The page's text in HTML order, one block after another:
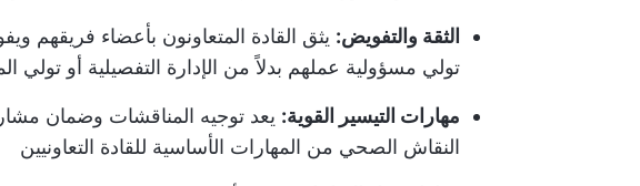
الثقة والتفويض: يثق القادة المتعاونون بأعضاء فريقهم
تولي مسؤولية عملهم بدلاً من الإدارة التفصيلية أو تولي
مهارات التيسير القوية: يعد توجيه المناقشات وضمان
النقاش الصحي من المهارات الأساسية للقادة التعاونيين